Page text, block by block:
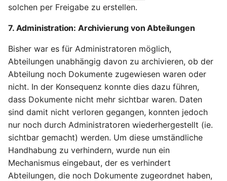
solchen per Freigabe zu erstellen.
7. Administration: Archivierung von Abteilungen
Bisher war es für Administratoren möglich,
Abteilungen unabhängig davon zu archivieren, ob der
Abteilung noch Dokumente zugewiesen waren oder
nicht. In der Konsequenz konnte dies dazu führen,
dass Dokumente nicht mehr sichtbar waren. Daten
sind damit nicht verloren gegangen, konnten jedoch
nur noch durch Administratoren wiederhergestellt (ie.
sichtbar gemacht) werden. Um diese umständliche
Handhabung zu verhindern, wurde nun ein
Mechanismus eingebaut, der es verhindert
Abteilungen, die noch Dokumente zugeordnet haben,